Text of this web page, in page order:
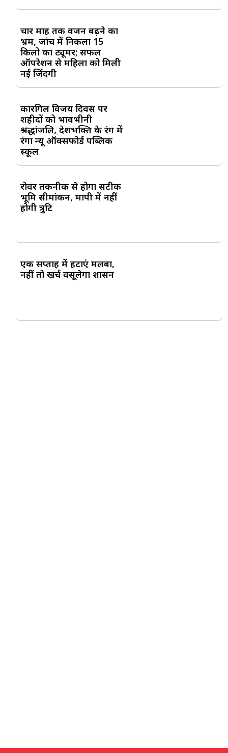
चार माह तक वजन बढ़ने का
भ्रम, जांच में निकला 15
किलो का ट्यूमर; सफल
ऑपरेशन से महिला को मिली
नई जिंदगी
कारगिल विजय दिवस पर
शहीदों को भावभीनी
श्रद्धांजलि, देशभक्ति के रंग में
रंगा न्यू ऑक्सफोर्ड पब्लिक
स्कूल
रोवर तकनीक से होगा सटीक
भूमि सीमांकन, मापी में नहीं
होगी त्रुटि
एक सप्ताह में हटाएं मलबा,
नहीं तो खर्च वसूलेगा प्रशासन